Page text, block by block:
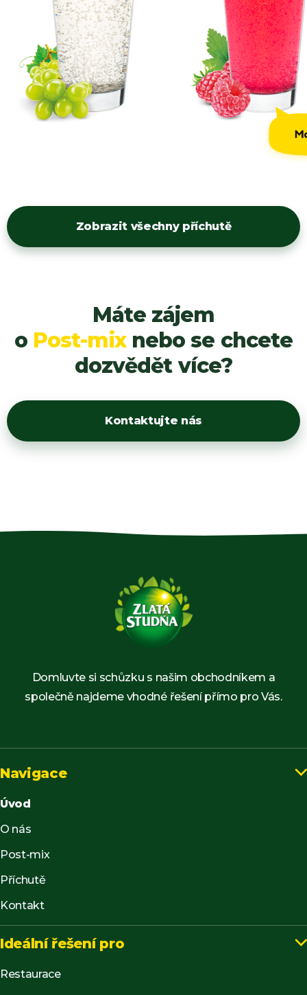
Zobrazit všechny příchutě
Máte zájem
o Post-mixnebo se chcete
dozvědět více?
Kontaktujte nás
Domluvte si schůzku s našim obchodníkem a
společně najdeme vhodné řešení přímo pro Vás.
Navigace 
Úvod
O nás
Post-mix
Příchutě
Kontakt
Ideální řešení pro 
Restaurace